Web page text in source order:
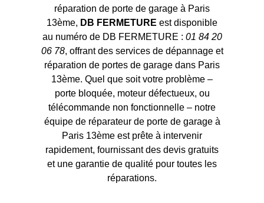
réparation de porte de garage à Paris
13ème, DB FERMETURE est disponible
au numéro de DB FERMETURE : 01 84 20
06 78, offrant des services de dépannage et
réparation de portes de garage dans Paris
13ème. Quel que soit votre problème –
porte bloquée, moteur défectueux, ou
télécommande non fonctionnelle – notre
équipe de réparateur de porte de garage à
Paris 13ème est prête à intervenir
rapidement, fournissant des devis gratuits
et une garantie de qualité pour toutes les
réparations.